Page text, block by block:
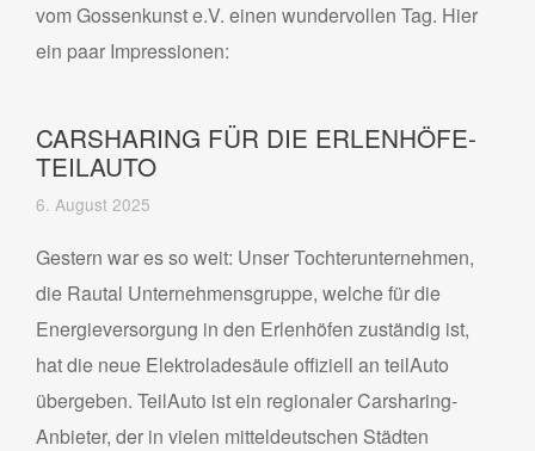
vom Gossenkunst e.V. einen wundervollen Tag. Hier
ein paar Impressionen:
CARSHARING FÜR DIE ERLENHÖFE-
TEILAUTO
6. August 2025
Gestern war es so weit: Unser Tochterunternehmen,
die Rautal Unternehmensgruppe, welche für die
Energieversorgung in den Erlenhöfen zuständig ist,
hat die neue Elektroladesäule offiziell an teilAuto
übergeben. TeilAuto ist ein regionaler Carsharing-
Anbieter, der in vielen mitteldeutschen Städten